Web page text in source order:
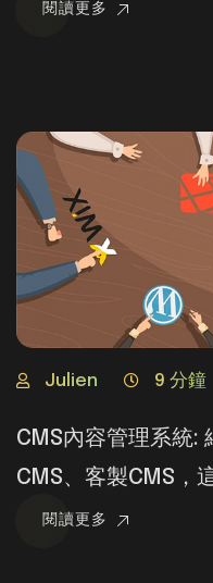
閱讀更多
Julien 9 分鐘
CMS內容管理系統:
CMS、客製CMS，
閱讀更多